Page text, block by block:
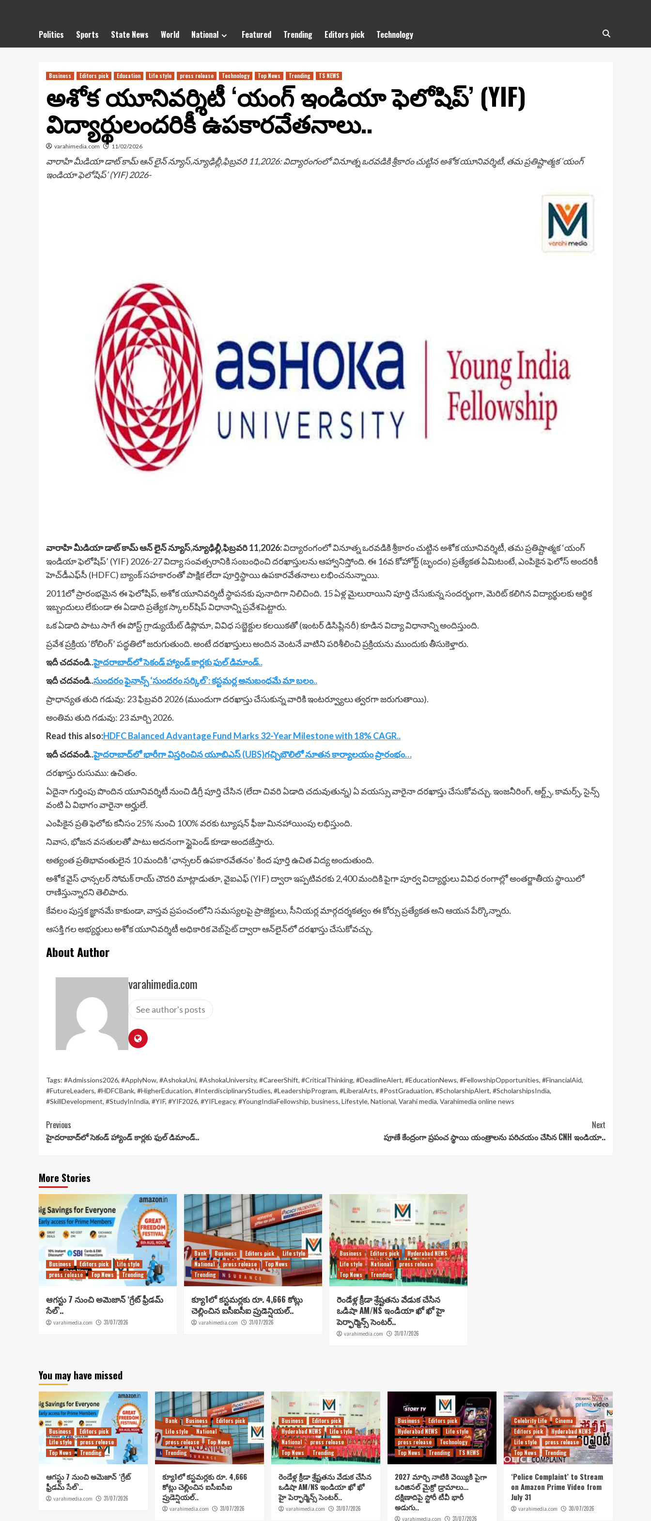
Politics Sports State News World National Featured Trending Editors pick Technology
Business Editors pick Education Life style press release Technology Top News Trending TS NEWS
అశోక యూనివర్శిటీ ‘యంగ్ ఇండియా ఫెలోషిప్’ (YIF)
విద్యార్థులందరికీ ఉపకారవేతనాలు..
varahimedia.com 11/02/2026
వారాహి మీడియా డాట్ కామ్ ఆన్ లైన్ న్యూస్,న్యూఢిల్లీ,ఫిబ్రవరి 11,2026: విద్యారంగంలో వినూత్న ఒరవడికి శ్రీకారం చుట్టిన అశోక యూనివర్శిటీ, తమ ప్రతిష్టాత్మక ‘యంగ్
ఇండియా ఫెలోషిప్’ (YIF) 2026-
వారాహి మీడియా డాట్ కామ్ ఆన్ లైన్ న్యూస్,న్యూఢిల్లీ,ఫిబ్రవరి 11,2026:విద్యారంగంలో వినూత్న ఒరవడికి శ్రీకారం చుట్టిన అశోక యూనివర్శిటీ, తమ ప్రతిష్టాత్మక ‘యంగ్
ఇండియా ఫెలోషిప్’ (YIF) 2026-27 విద్యా సంవత్సరానికి సంబంధించి దరఖాస్తులను ఆహ్వానిస్తోంది. ఈ 16వ కోహోర్ట్ (బృందం) ప్రత్యేకత ఏమిటంటే, ఎంపికైన ఫెలోస్ అందరికీ
హెచ్‌డీఎఫ్‌సీ (HDFC) బ్యాంక్ సహకారంతో పాక్షిక లేదా పూర్తిస్థాయి ఉపకారవేతనాలు లభించనున్నాయి.
2011లో ప్రారంభమైన ఈ ఫెలోషిప్, అశోక యూనివర్శిటీ స్థాపనకు పునాదిగా నిలిచింది. 15 ఏళ్ల మైలురాయిని పూర్తి చేసుకున్న సందర్భంగా, మెరిట్ కలిగిన విద్యార్థులకు ఆర్థిక
ఇబ్బందులు లేకుండా ఈ ఏడాది ప్రత్యేక స్కాలర్‌షిప్ విధానాన్ని ప్రవేశపెట్టారు.
ఒక ఏడాది పాటు సాగే ఈ పోస్ట్ గ్రాడ్యుయేట్ డిప్లొమా, వివిధ సబ్జెక్టుల కలయికతో (ఇంటర్ డిసిప్లినరీ) కూడిన విద్యా విధానాన్ని అందిస్తుంది.
ప్రవేశ ప్రక్రియ ‘రోలింగ్’ పద్ధతిలో జరుగుతుంది. అంటే దరఖాస్తులు అందిన వెంటనే వాటిని పరిశీలించి ప్రక్రియను ముందుకు తీసుకెళ్తారు.
ఇదీ చదవండి..హైదరాబాద్‌లో సెకండ్ హ్యాండ్ కార్లకు ఫుల్ డిమాండ్..
ఇదీ చదవండి..సుందరం ఫైనాన్స్ ‘సుందరం సర్కిల్’: కస్టమర్ల అనుబంధమే మా బలం..
ప్రాధాన్యత తుది గడువు: 23 ఫిబ్రవరి 2026 (ముందుగా దరఖాస్తు చేసుకున్న వారికి ఇంటర్వ్యూలు త్వరగా జరుగుతాయి).
అంతిమ తుది గడువు: 23 మార్చి 2026.
Read this also:HDFC Balanced Advantage Fund Marks 32-Year Milestone with 18% CAGR..
ఇదీ చదవండి..హైదరాబాద్‌లో భారీగా విస్తరించిన యూబిఎస్ (UBS)గచ్చిబౌలిలో నూతన కార్యాలయం ప్రారంభం…
దరఖాస్తు రుసుము: ఉచితం.
ఏదైనా గుర్తింపు పొందిన యూనివర్శిటీ నుంచి డిగ్రీ పూర్తి చేసిన (లేదా చివరి ఏడాది చదువుతున్న) ఏ వయస్సు వారైనా దరఖాస్తు చేసుకోవచ్చు. ఇంజనీరింగ్, ఆర్ట్స్, కామర్స్, సైన్స్
వంటి ఏ విభాగం వారైనా అర్హులే.
ఎంపికైన ప్రతి ఫెలోకు కనీసం 25% నుంచి 100% వరకు ట్యూషన్ ఫీజు మినహాయింపు లభిస్తుంది.
నివాస, భోజన వసతులతో పాటు అదనంగా స్టైపెండ్ కూడా అందజేస్తారు.
అత్యంత ప్రతిభావంతులైన 10 మందికి ‘ఛాన్సలర్ ఉపకారవేతనం’ కింద పూర్తి ఉచిత విద్య అందుతుంది.
అశోక వైస్ ఛాన్సలర్ సోమక్ రాయ్ చౌదరి మాట్లాడుతూ, వైఐఎఫ్ (YIF) ద్వారా ఇప్పటివరకు 2,400 మందికి పైగా పూర్వ విద్యార్థులు వివిధ రంగాల్లో అంతర్జాతీయ స్థాయిలో
రాణిస్తున్నారని తెలిపారు.
కేవలం పుస్తక జ్ఞానమే కాకుండా, వాస్తవ ప్రపంచంలోని సమస్యలపై ప్రాజెక్టులు, సీనియర్ల మార్గదర్శకత్వం ఈ కోర్సు ప్రత్యేకత అని ఆయన పేర్కొన్నారు.
ఆసక్తి గల అభ్యర్థులు అశోక యూనివర్శిటీ అధికారిక వెబ్‌సైట్ ద్వారా ఆన్‌లైన్‌లో దరఖాస్తు చేసుకోవచ్చు.
About Author
varahimedia.com
See author's posts
Tags: #Admissions2026, #ApplyNow, #AshokaUni, #AshokaUniversity, #CareerShift, #CriticalThinking, #DeadlineAlert, #EducationNews, #FellowshipOpportunities, #FinancialAid,
#FutureLeaders, #HDFCBank, #HigherEducation, #InterdisciplinaryStudies, #LeadershipProgram, #LiberalArts, #PostGraduation, #ScholarshipAlert, #ScholarshipsIndia,
#SkillDevelopment, #StudyInIndia, #YIF, #YIF2026, #YIFLegacy, #YoungIndiaFellowship, business, Lifestyle, National, Varahi media, Varahimedia online news
Continue
Reading
Previous
హైదరాబాద్‌లో సెకండ్ హ్యాండ్ కార్లకు ఫుల్ డిమాండ్..
Next
పూణే కేంద్రంగా ప్రపంచ స్థాయి యంత్రాలను పరిచయం చేసిన CNH ఇండియా..
More Stories
Business Editors pick
Life style
press release
Top News Trending
ఆగస్టు 7 నుంచి అమెజాన్ ‘గ్రేట్ ఫ్రీడమ్
సేల్’..
varahimedia.com 31/07/2026
Bank Business Editors pick
Life style
National
press release
Top News
Trending
క్యూ1లో కస్టమర్లకు రూ. 4,666 కోట్లు
చెల్లించిన ఐసీఐసీఐ ప్రుడెన్షియల్..
varahimedia.com 31/07/2026
Business Editors pick
Hyderabad NEWS
Life style
National
press release
Top News
Trending
రెండేళ్ల క్రీడా శ్రేష్టతను వేడుక చేసిన
ఒడిషా AM/NS ఇండియా ఖో ఖో హై
పెర్ఫార్మెన్స్ సెంటర్..
varahimedia.com 31/07/2026
You may have missed
Business
Editors pick
Life style
press release
Top News
Trending
ఆగస్టు 7 నుంచి అమెజాన్ ‘గ్రేట్
ఫ్రీడమ్ సేల్’..
varahimedia.com 31/07/2026
Bank Business
Editors pick
Life style
National
press release
Top News
Trending
క్యూ1లో కస్టమర్లకు రూ. 4,666
కోట్లు చెల్లించిన ఐసీఐసీఐ
ప్రుడెన్షియల్..
varahimedia.com 31/07/2026
Business
Editors pick
Hyderabad NEWS
Life style
National
press release
Top News
Trending
రెండేళ్ల క్రీడా శ్రేష్టతను వేడుక చేసిన
ఒడిషా AM/NS ఇండియా ఖో ఖో
హై పెర్ఫార్మెన్స్ సెంటర్..
varahimedia.com 31/07/2026
Business
Editors pick
Hyderabad NEWS
Life style
press release
Technology
Top News
Trending TS NEWS
2027 మార్చి నాటికి వెయ్యికి పైగా
ఒరిజినల్ మైక్రో డ్రామాలు…
దక్షిణాదిపై స్టోరీ టీవీ భారీ
అడుగు..
varahimedia.com 31/07/2026
Celebrity Life
Cinema
Editors pick
Hyderabad NEWS
Life style
press release
Top News
Trending
‘Police Complaint’ to Stream
on Amazon Prime Video from
July 31
varahimedia.com 30/07/2026